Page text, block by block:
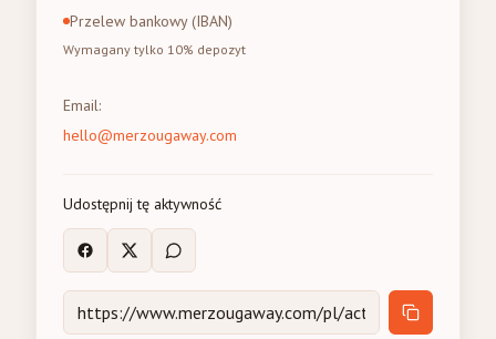
Przelew bankowy (IBAN)
Wymagany tylko 10% depozyt
Email:
hello@merzougaway.com
Udostępnij tę aktywność